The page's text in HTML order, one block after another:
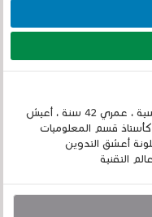
إسمي الكامل الحسين مزواد ، مغربي الجنسية ، عمري 42 سنة ، أعيش
قسم المعلوميات
أعشق التدوين
التقنية